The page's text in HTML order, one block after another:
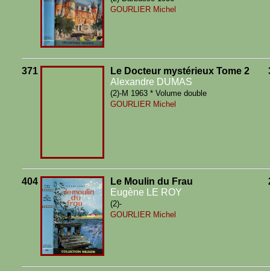
GOURLIER Michel
371
Le Docteur mystérieux Tome 2
Alexandre DUMAS
(2)-M 1963 * Volume double
GOURLIER Michel
404
Le Moulin du Frau
Eugène LE ROY
(2)-
GOURLIER Michel